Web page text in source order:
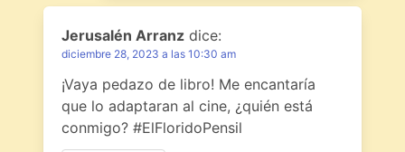
Jerusalén Arranz dice:
diciembre 28, 2023 a las 10:30 am
¡Vaya pedazo de libro! Me encantaría
que lo adaptaran al cine, ¿quién está
conmigo? #ElFloridoPensil